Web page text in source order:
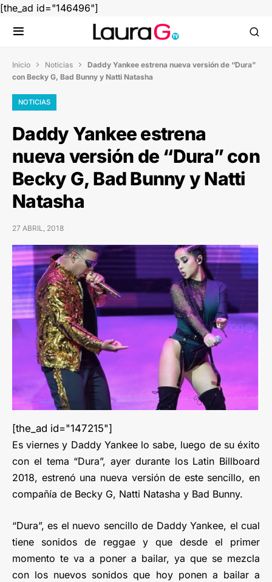
[the_ad id="146496"]
Inicio  Noticias  Daddy Yankee estrena nueva versión de “Dura”
con Becky G, Bad Bunny y Natti Natasha
NOTICIAS
Daddy Yankee estrena
nueva versión de “Dura” con
Becky G, Bad Bunny y Natti
Natasha
27 ABRIL, 2018
[the_ad id="147215"]
Es viernes y Daddy Yankee lo sabe, luego de su éxito
con el tema “Dura”, ayer durante los Latin Billboard
2018, estrenó una nueva versión de este sencillo, en
compañía de Becky G, Natti Natasha y Bad Bunny.
“Dura”, es el nuevo sencillo de Daddy Yankee, el cual
tiene sonidos de reggae y que desde el primer
momento te va a poner a bailar, ya que se mezcla
con los nuevos sonidos que hoy ponen a bailar a